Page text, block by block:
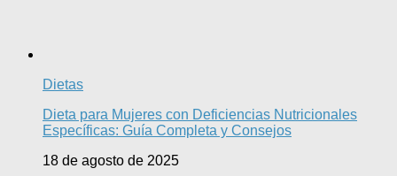
Dietas
Dieta para Mujeres con Deficiencias Nutricionales
Específicas: Guía Completa y Consejos
18 de agosto de 2025